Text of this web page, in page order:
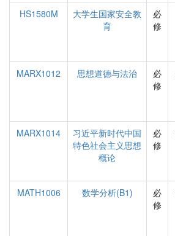
HS1580M
大学生国家安全教
育
必
修
MARX1012
思想道德与法治
必
修
MARX1014
习近平新时代中国
特色社会主义思想
概论
必
修
MATH1006
数学分析(B1)
必
修